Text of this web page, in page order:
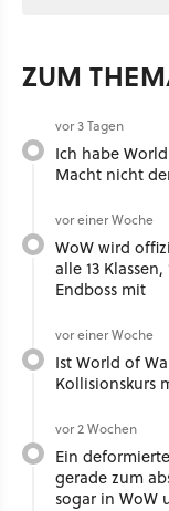
ZUM
vor 3 Tagen
Ich habe
Macht nicht
vor einer Woche
WoW wird
alle 13
Endboss mit
vor einer Woche
Ist World of
Kollisionskurs
vor 2 Wochen
Ein
gerade zum
sogar in WoW